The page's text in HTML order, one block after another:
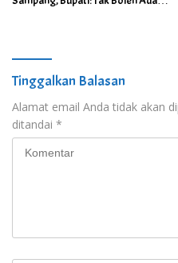
Tinggalkan Balasan
Alamat email Anda tidak akan
ditandai *